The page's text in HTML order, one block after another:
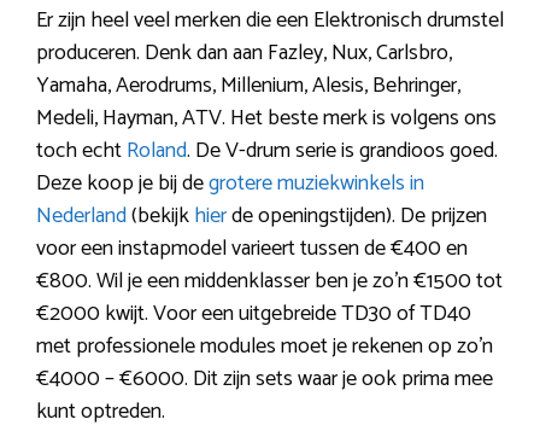
Er zijn heel veel merken die een Elektronisch drumstel
produceren. Denk dan aan Fazley, Nux, Carlsbro,
Yamaha, Aerodrums, Millenium, Alesis, Behringer,
Medeli, Hayman, ATV. Het beste merk is volgens ons
toch echtRoland. De V-drum serie is grandioos goed.
Deze koop je bij degrotere muziekwinkels in
Nederland(bekijkhierde openingstijden). De prijzen
voor een instapmodel varieert tussen de €400 en
€800. Wil je een middenklasser ben je zo’n €1500 tot
€2000 kwijt. Voor een uitgebreide TD30 of TD40
met professionele modules moet je rekenen op zo’n
€4000 – €6000. Dit zijn sets waar je ook prima mee
kunt optreden.